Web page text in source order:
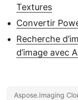
Textures
Convertir
Recherche
d’image avec
Aspose.Imaging